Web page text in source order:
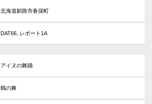
北海道釧路市春採町
DAT66, レポート1A
アイヌの舞踊
鶴の舞